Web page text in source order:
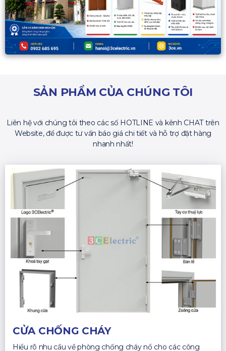
SẢN PHẨM CỦA CHÚNG TÔI
Liên hệ với chúng tôi theo các số HOTLINE và kênh CHAT trên
Website, để được tư vấn báo giá chi tiết và hỗ trợ đặt hàng
nhanh nhất!
CỬA CHỐNG CHÁY
Hiểu rõ nhu cầu về phòng chống cháy nổ cho các công